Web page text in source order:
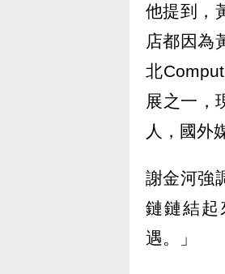
他提到，
店都因為
北
展之一，
人，國外
謝金河強
鏈鏈結起
遇。」